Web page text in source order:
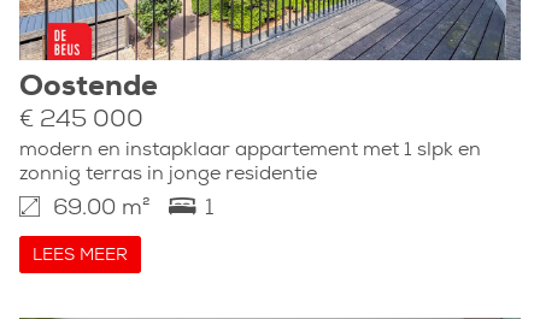
Oostende
€ 245 000
modern en instapklaar appartement met 1 slpk en
zonnig terras in jonge residentie
69.00 m² 1
LEES MEER